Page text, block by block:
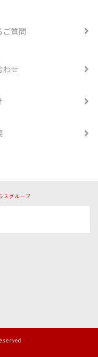
ご質問
わせ
スグループ